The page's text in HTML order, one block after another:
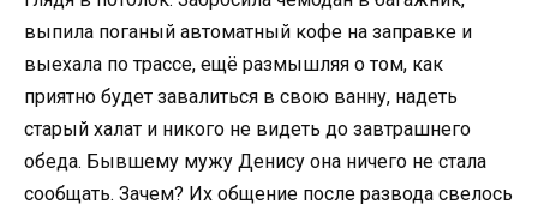
выпила поганый автоматный кофе на заправке и
выехала по трассе, ещё размышляя о том, как
приятно будет завалиться в свою ванну, надеть
старый халат и никого не видеть до завтрашнего
обеда. Бывшему мужу Денису она ничего не стала
сообщать. Зачем? Их общение после развода свелось